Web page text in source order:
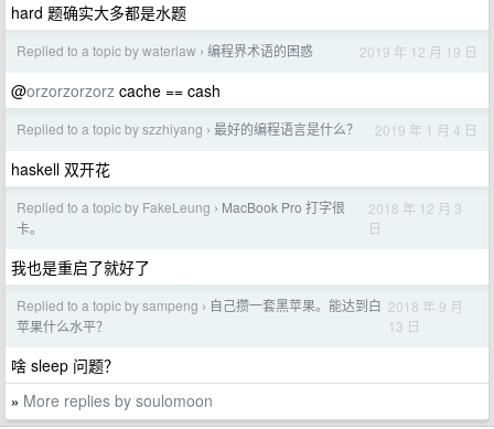
hard 题确实大多都是水题
Replied to a topic by waterlaw › 编程界术语的困惑 2019 年 12 月 19 日
@orzorzorzorz cache == cash
Replied to a topic by szzhiyang › 最好的编程语言是什么？ 2019 年 1 月 4 日
haskell 双开花
Replied to a topic by FakeLeung › MacBook Pro 打字很
卡。
2018 年 12 月 3
日
我也是重启了就好了
Replied to a topic by sampeng › 自己攒一套黑苹果。能达到白
苹果什么水平？
2018 年 9 月
13 日
啥 sleep 问题？
» More replies by soulomoon